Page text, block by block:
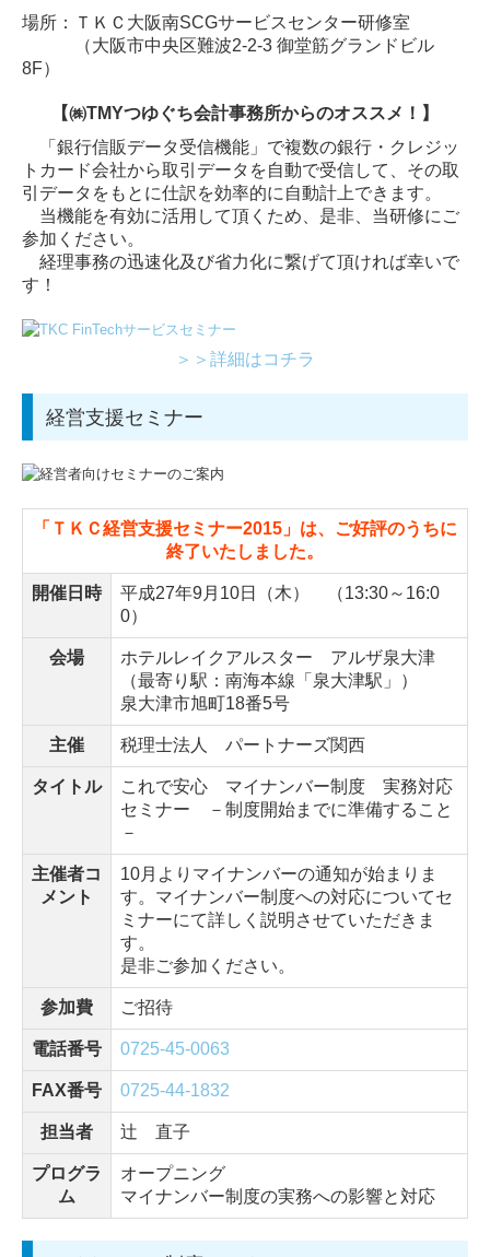
場所：ＴＫＣ大阪南SCGサービスセンター研修室
（大阪市中央区難波2-2-3 御堂筋グランドビル
8F）
【㈱TMYつゆぐち会計事務所からのオススメ！】
「銀行信販データ受信機能」で複数の銀行・クレジッ
トカード会社から取引データを自動で受信して、その取
引データをもとに仕訳を効率的に自動計上できます。
当機能を有効に活用して頂くため、是非、当研修にご
参加ください。
経理事務の迅速化及び省力化に繋げて頂ければ幸いで
す！
＞＞詳細はコチラ
経営支援セミナー
「ＴＫＣ経営支援セミナー2015」は、ご好評のうちに
終了いたしました。
開催日時
平成27年9月10日（木） （13:30～16:0
0）
会場
ホテルレイクアルスター アルザ泉大津
（最寄り駅：南海本線「泉大津駅」）
泉大津市旭町18番5号
主催 税理士法人 パートナーズ関西
タイトル
これで安心 マイナンバー制度 実務対応
セミナー －制度開始までに準備すること
－
主催者コ
メント
10月よりマイナンバーの通知が始まりま
す。マイナンバー制度への対応についてセ
ミナーにて詳しく説明させていただきま
す。
是非ご参加ください。
参加費 ご招待
電話番号 0725-45-0063
FAX番号 0725-44-1832
担当者 辻 直子
プログラ
ム
オープニング
マイナンバー制度の実務への影響と対応